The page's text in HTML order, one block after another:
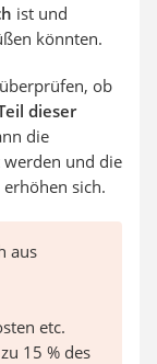
ist und
könnten.
ob
dieser
die
werden und die
sich.
aus
etc.
15 % des